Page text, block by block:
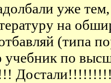
уже
на
(типа
учебник по